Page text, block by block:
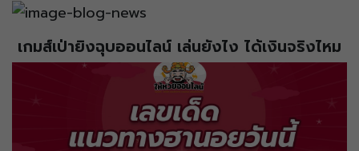
เกมส์เป่ายิงฉุบออนไลน์ เล่นยังไง ได้เงินจริงไหม